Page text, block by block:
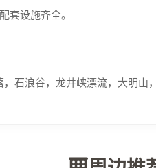
套设施齐全。
石浪谷，龙井峡漂流，大明